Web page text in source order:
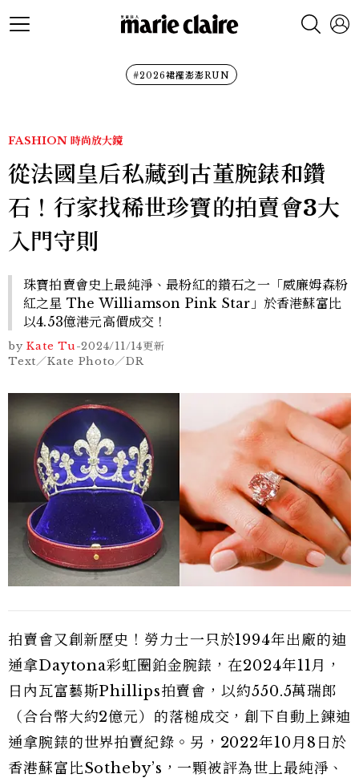
#2026裙襬澎澎RUN
FASHION 時尚放大鏡
從法國皇后私藏到古董腕錶和鑽
石！行家找稀世珍寶的拍賣會3大
入門守則
珠寶拍賣會史上最純淨、最粉紅的鑽石之一「威廉姆森粉
紅之星 The Williamson Pink Star」於香港蘇富比
以4.53億港元高價成交！
by Kate Tu-2024/11/14更新
Text／Kate Photo／DR
拍賣會又創新歷史！勞力士一只於1994年出廠的迪
通拿Daytona彩虹圈鉑金腕錶，在2024年11月，
日內瓦富藝斯Phillips拍賣會，以約550.5萬瑞郎
（合台幣大約2億元）的落槌成交，創下自動上鍊迪
通拿腕錶的世界拍賣紀錄。另，2022年10月8日於
香港蘇富比Sotheby’s，一顆被評為世上最純淨、